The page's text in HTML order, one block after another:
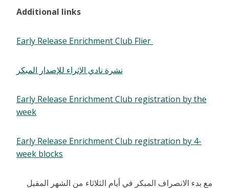
Additional links
Early Release Enrichment Club Flier
نشرة نادي الإثراء للإصدار المبكر
Early Release Enrichment Club registration by the
week
Early Release Enrichment Club registration by 4-
week blocks
مع بدء الانصراف المبكر في أيام الثلاثاء من الشهر المقبل